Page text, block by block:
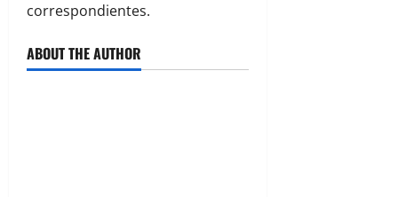
correspondientes.
ABOUT THE AUTHOR